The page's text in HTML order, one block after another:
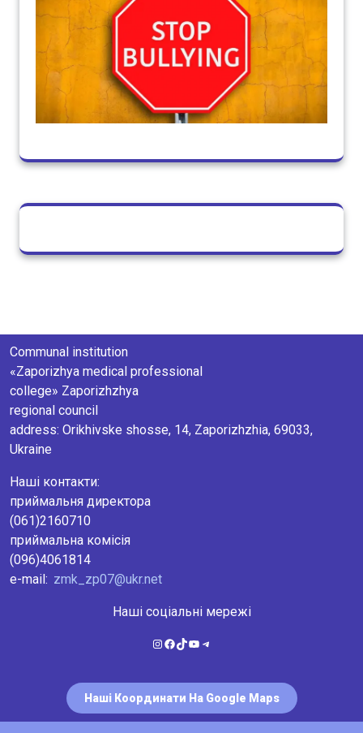
Communal institution
«Zaporizhya medical professional
college» Zaporizhzhya
regional council
аddress: Orikhivske shosse, 14, Zaporizhzhia, 69033,
Ukraine
Наші контакти:
приймальня директора
(061)2160710
приймальна комісія
(096)4061814
e-mail: zmk_zp07@ukr.net
Наші соціальні мережі
Instagram
Facebook
TikTok
YouTube
Telegram
Наші Координати На Google Maps